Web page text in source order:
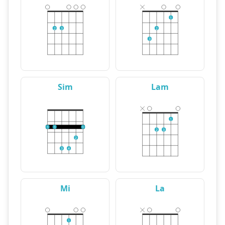
2 3
3
2
1
Sim
1 1
3 4
2
1
Lam
2 3
1
Mi
1
La